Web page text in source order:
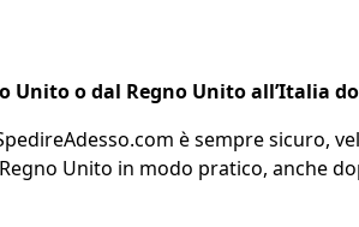
Unito o dal Regno Unito all’Italia
è sempre sicuro,
Unito in modo pratico, anche